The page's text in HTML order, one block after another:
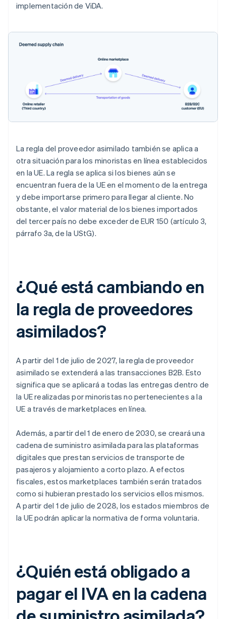
implementación de ViDA.
La regla del proveedor asimilado también se aplica a
otra situación para los minoristas en línea establecidos
en la UE. La regla se aplica si los bienes aún se
encuentran fuera de la UE en el momento de la entrega
y debe importarse primero para llegar al cliente. No
obstante, el valor material de los bienes importados
del tercer país no debe exceder de EUR 150 (artículo 3,
párrafo 3a, de la UStG).
¿Qué está cambiando en
la regla de proveedores
asimilados?
A partir del 1 de julio de 2027, la regla de proveedor
asimilado se extenderá a las transacciones B2B. Esto
significa que se aplicará a todas las entregas dentro de
la UE realizadas por minoristas no pertenecientes a la
UE a través de marketplaces en línea.
Además, a partir del 1 de enero de 2030, se creará una
cadena de suministro asimilada para las plataformas
digitales que prestan servicios de transporte de
pasajeros y alojamiento a corto plazo. A efectos
fiscales, estos marketplaces también serán tratados
como si hubieran prestado los servicios ellos mismos.
A partir del 1 de julio de 2028, los estados miembros de
la UE podrán aplicar la normativa de forma voluntaria.
¿Quién está obligado a
pagar el IVA en la cadena